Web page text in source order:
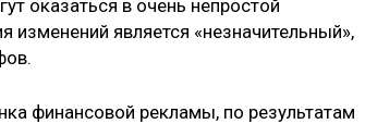
оказаться в очень непростой
является «незначительный»,
финансовой рекламы, по результатам